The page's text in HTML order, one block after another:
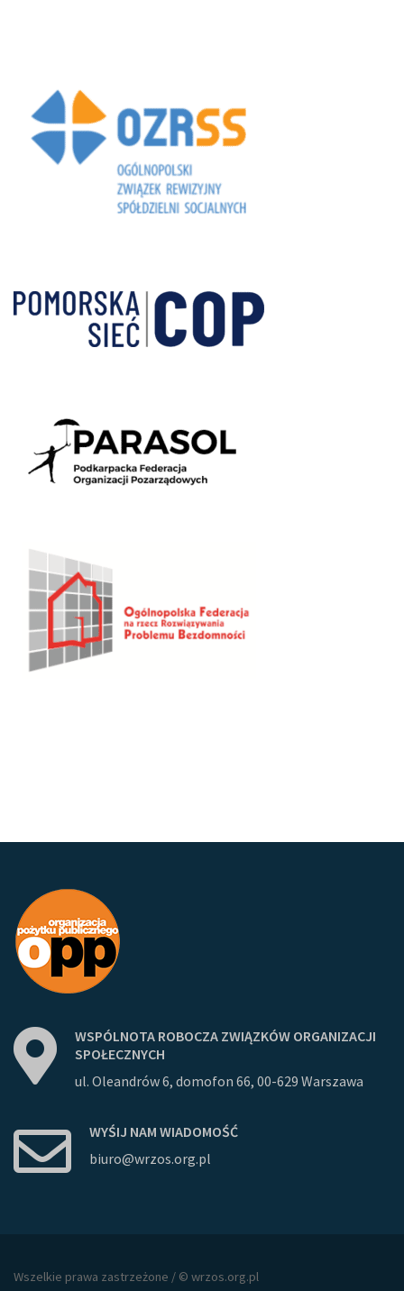
WSPÓLNOTA ROBOCZA ZWIĄZKÓW ORGANIZACJI
SPOŁECZNYCH
ul. Oleandrów 6, domofon 66, 00-629 Warszawa
WYŚIJ NAM WIADOMOŚĆ
biuro@wrzos.org.pl
Wszelkie prawa zastrzeżone / © wrzos.org.pl